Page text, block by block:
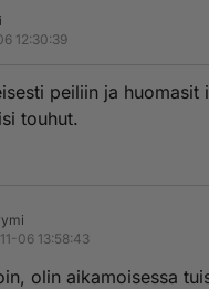
12:30:39
peiliin ja huomasit
touhut.
06 13:58:43
olin aikamoisessa